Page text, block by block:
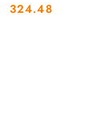
Cena:
324.48